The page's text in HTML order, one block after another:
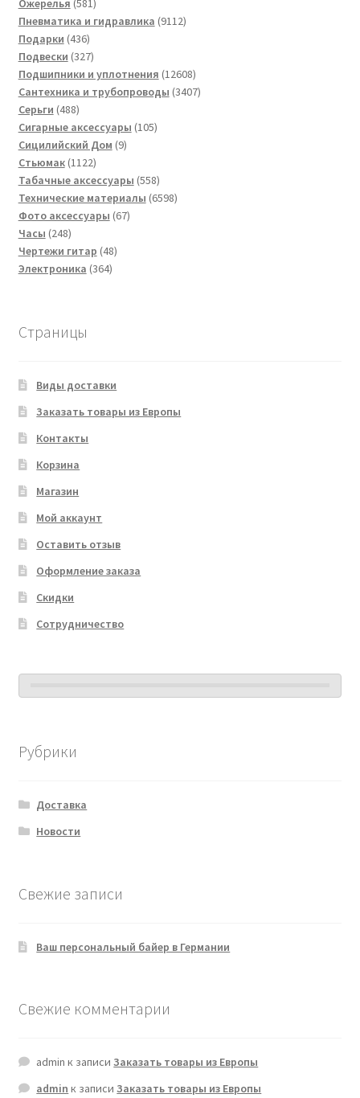
Ожерелья 581
товар
Пневматика и гидравлика 91129112
Подарки 436436
товаров
Подвески 327327
товаров
Подшипники и уплотнения 1260812608
товаров
Сантехника и трубопроводы 34073407
Серьги 488488
товаров
Сигарные аксессуары 105105
Сицилийский Дом 99
Стьюмак 11221122
товара
Табачные аксессуары 558558
товаров
Технические материалы 65986598
Фото аксессуары 6767
Часы 248248
товаров
Чертежи гитар 4848
Электроника 364364
Страницы
Виды доставки
Заказать товары из Европы
Контакты
Корзина
Магазин
Мой аккаунт
Оставить отзыв
Оформление заказа
Скидки
Сотрудничество
Рубрики
Доставка
Новости
Свежие записи
Ваш персональный байер в Германии
Свежие комментарии
admin к записиЗаказать товары из Европы
admin к записиЗаказать товары из Европы